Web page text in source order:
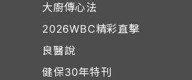
大廚傳心法
2026WBC精彩直擊
良醫說
健保30年特刊